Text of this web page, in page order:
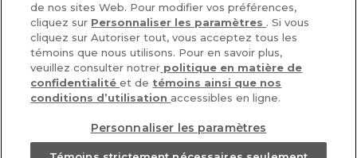
Carrières
Inscrivez-vous
Nous joindre
POLITIQUE DE CONFIDENTIALITÉ
CHOIX DE PUB [PARAMÈTRES DES COOKIES]
CONDITIONS
de nos sites Web. Pour modifier vos préférences,
cliquez sur Personnaliser les paramètres . Si vous
cliquez sur Autoriser tout, vous acceptez tous les
témoins que nous utilisons. Pour en savoir plus,
veuillez consulter notrer politique en matière de
confidentialitéet de témoins ainsi que nos
conditions d’utilisation accessibles en ligne.
Personnaliser les paramètres